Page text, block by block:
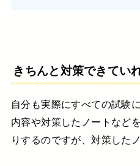
きちんと対策できてい
自分も実際にすべての試験
内容や対策したノートなどを
りするのですが、対策した